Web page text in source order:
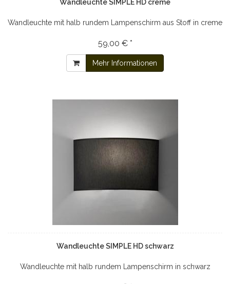
Wandleuchte SIMPLE HD creme
Wandleuchte mit halb rundem Lampenschirm aus Stoff in creme
59,00 € *
Mehr Informationen
Wandleuchte SIMPLE HD schwarz
Wandleuchte mit halb rundem Lampenschirm in schwarz